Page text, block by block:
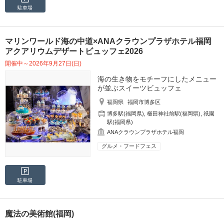
駐車場
マリンワールド海の中道×ANAクラウンプラザホテル福岡
アクアリウムデザートビュッフェ2026
開催中～2026年9月27日(日)
海の生き物をモチーフにしたメニュー
が並ぶスイーツビュッフェ
福岡県
福岡市博多区
博多駅(福岡県) ,櫛田神社前駅(福岡県) ,祇園
駅(福岡県)
ANAクラウンプラザホテル福岡
グルメ・フードフェス
駐車場
魔法の美術館(福岡)